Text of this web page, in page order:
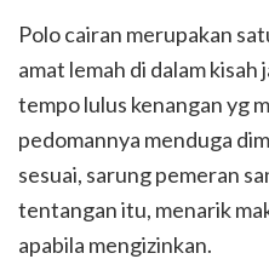
Polo cairan merupakan
amat lemah di dalam
tempo lulus kenangan yg
pedomannya menduga
sesuai, sarung pemeran
tentangan itu, menarik
apabila mengizinkan.